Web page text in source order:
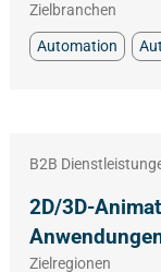
Zielbranchen
Automation
B2B
2D/3D-
Zielregionen